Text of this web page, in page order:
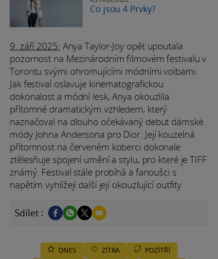
Co jsou 4 Prvky?
9. září 2025: Anya Taylor-Joy opět upoutala
pozornost na Mezinárodním filmovém festivalu v
Torontu svými ohromujícími módními volbami.
Jak festival oslavuje kinematografickou
dokonalost a módní lesk, Anya okouzlila
přítomné dramatickým vzhledem, který
naznačoval na dlouho očekávaný debut dámské
módy Johna Andersona pro Dior. Její kouzelná
přítomnost na červeném koberci dokonale
ztělesňuje spojení umění a stylu, pro které je TIFF
známý. Festival stále probíhá a fanoušci s
napětím vyhlížejí další její okouzlující outfity.
Sdílet :
DNES ZÍTRA
POZÍTŘÍ